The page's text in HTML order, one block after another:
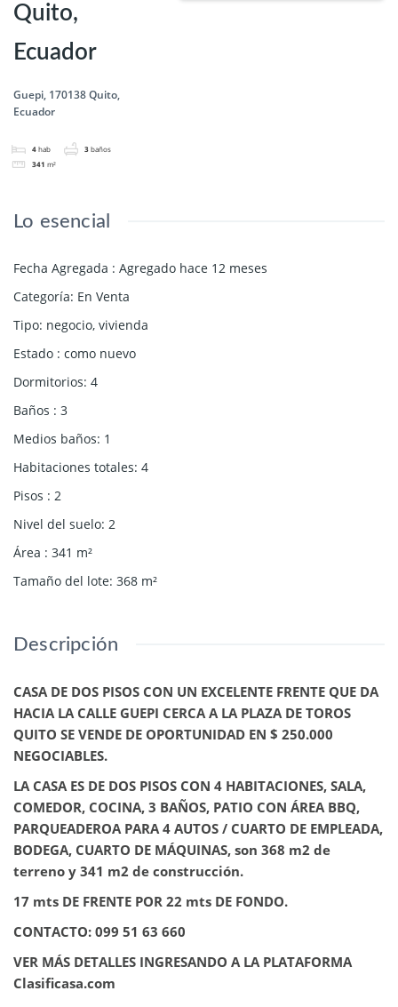
Quito,
Ecuador
Guepi, 170138 Quito,
Ecuador
4 hab 3 baños
341 m²
Lo esencial
Fecha Agregada : Agregado hace 12 meses
Categoría: En Venta
Tipo: negocio, vivienda
Estado : como nuevo
Dormitorios: 4
Baños : 3
Medios baños: 1
Habitaciones totales: 4
Pisos : 2
Nivel del suelo: 2
Área : 341 m²
Tamaño del lote: 368 m²
Descripción
CASA DE DOS PISOS CON UN EXCELENTE FRENTE QUE DA
HACIA LA CALLE GUEPI CERCA A LA PLAZA DE TOROS
QUITO SE VENDE DE OPORTUNIDAD EN $ 250.000
NEGOCIABLES.
LA CASA ES DE DOS PISOS CON 4 HABITACIONES, SALA,
COMEDOR, COCINA, 3 BAÑOS, PATIO CON ÁREA BBQ,
PARQUEADEROA PARA 4 AUTOS / CUARTO DE EMPLEADA,
BODEGA, CUARTO DE MÁQUINAS, son 368 m2 de
terreno y 341 m2 de construcción.
17 mts DE FRENTE POR 22 mts DE FONDO.
CONTACTO: 099 51 63 660
VER MÁS DETALLES INGRESANDO A LA PLATAFORMA
Clasificasa.com